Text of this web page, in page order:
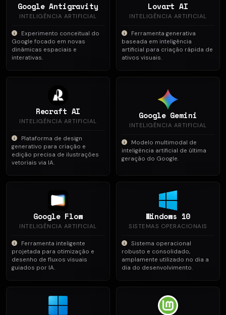
Google Antigravity
INTELIGÊNCIA ARTIFICIAL
Experimento conceitual do
Google focado em novas
dinâmicas espaciais e
interativas.
Lovart AI
INTELIGÊNCIA ARTIFICIAL
Ferramenta generativa
baseada em inteligência
artificial para criação rápida de
ativos visuais.
Recraft AI
INTELIGÊNCIA ARTIFICIAL
Plataforma de design
generativo para criação e
edição precisa de ilustrações
vetoriais via IA.
Google Gemini
INTELIGÊNCIA ARTIFICIAL
Modelo multimodal de
inteligência artificial de última
geração do Google.
Google Flow
INTELIGÊNCIA ARTIFICIAL
Ferramenta inteligente
projetada para otimização e
desenho de fluxos visuais
guiados por IA.
Windows 10
SISTEMAS OPERACIONAIS
Sistema operacional
robusto e consolidado,
amplamente utilizado no dia a
dia do desenvolvimento.